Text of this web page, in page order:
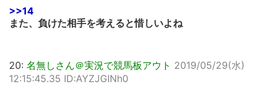
>>14
また、負けた相手を考えると惜しいよね
20: 名無しさん＠実況で競馬板アウト 2019/05/29(水)
12:15:45.35 ID:AYZJGINh0